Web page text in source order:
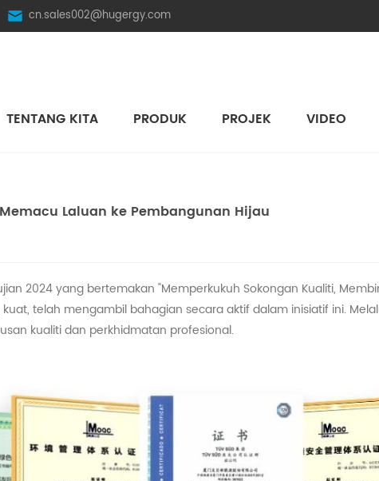
cn.sales002@hugergy.com
TENTANG KITA PRODUK PROJEK VIDEO
Laluan ke Pembangunan Hijau
2024 yang bertemakan "Memperkukuh Sokongan Kualiti,
telah mengambil bahagian secara aktif dalam inisiatif ini.
kualiti dan perkhidmatan profesional.